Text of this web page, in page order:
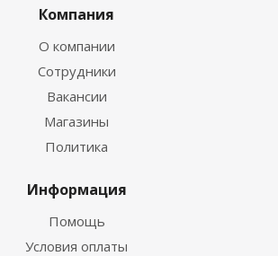
Компания
О компании
Сотрудники
Вакансии
Магазины
Политика
Информация
Помощь
Условия оплаты